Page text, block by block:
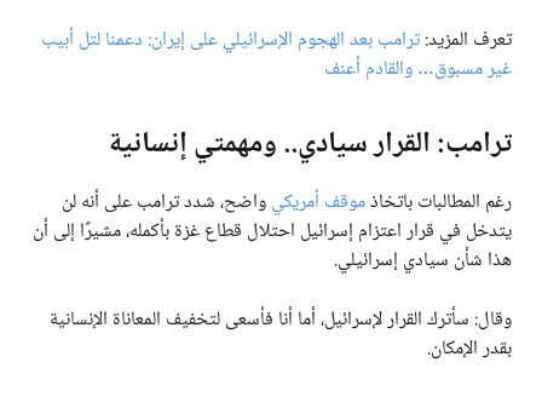
تعرف المزيد:ترامب بعد الهجوم الإسرائيلي على إيران: دعمنا لتل أبيب
غير مسبوق… والقادم أعنف
ترامب: القرار سيادي.. ومهمتي إنسانية
رغم المطالبات باتخاذموقف أمريكيواضح، شدد ترامب على أنه لن
يتدخل في قرار اعتزام إسرائيل احتلال قطاع غزة بأكمله، مشيرًا إلى أن
هذا شأن سيادي إسرائيلي.
وقال: سأترك القرار لإسرائيل، أما أنا فأسعى لتخفيف المعاناة الإنسانية
بقدر الإمكان.